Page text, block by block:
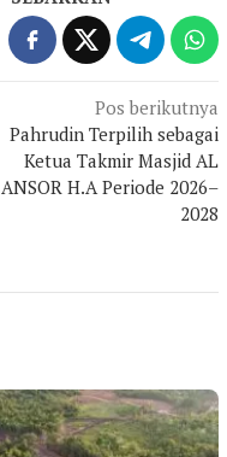
Pos berikutnya
Pahrudin Terpilih sebagai
Ketua Takmir Masjid AL
ANSOR H.A Periode 2026–
2028